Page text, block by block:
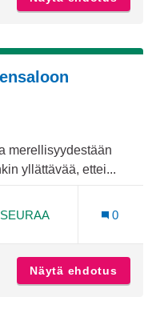
merellisyydestään
yllättävää, ettei...
21 SEURAAJAA
SEURAA
0
Näytä ehdotus